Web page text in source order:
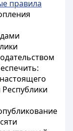
правила
настоящего